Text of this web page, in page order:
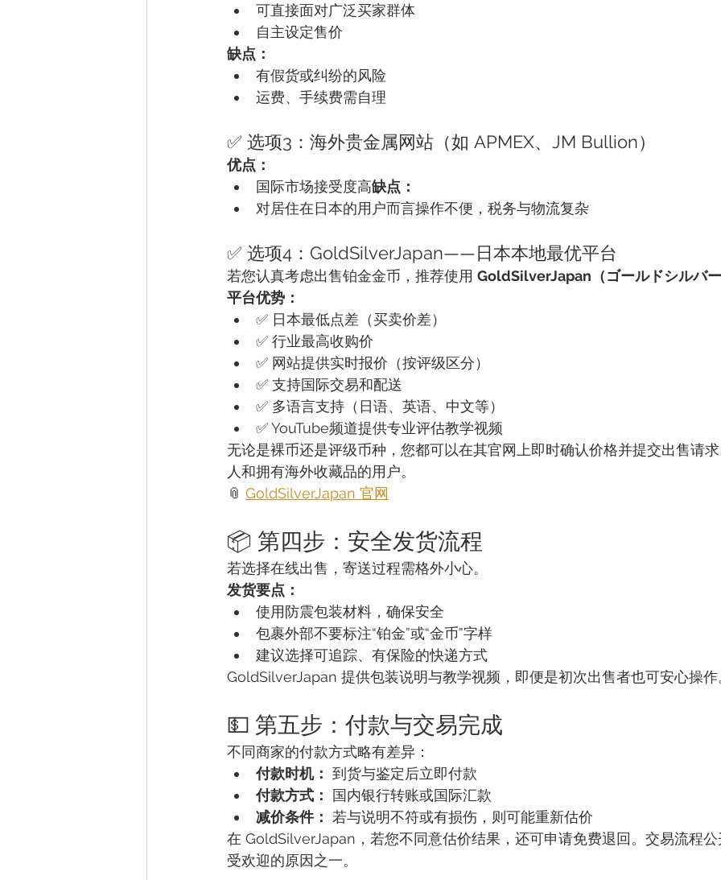
可直接面对广泛买家群体
自主设定售价
缺点：
有假货或纠纷的风险
运费、手续费需自理
✅ 选项3：海外贵金属网站（如 APMEX、JM Bullion）
优点：
国际市场接受度高缺点：
对居住在日本的用户而言操作不便，税务与物流复杂
✅ 选项4：GoldSilverJapan——日本本地最优平台
若您认真考虑出售铂金金币，推荐使用 GoldSilverJapan（ゴールドシルバ
平台优势：
✅ 日本最低点差（买卖价差）
✅ 行业最高收购价
✅ 网站提供实时报价（按评级区分）
✅ 支持国际交易和配送
✅ 多语言支持（日语、英语、中文等）
✅ YouTube频道提供专业评估教学视频
无论是裸币还是评级币种，您都可以在其官网上即时确认价格并提交出售请
人和拥有海外收藏品的用户。
📎 GoldSilverJapan 官网
📦 第四步：安全发货流程
若选择在线出售，寄送过程需格外小心。
发货要点：
使用防震包装材料，确保安全
包裹外部不要标注“铂金”或“金币”字样
建议选择可追踪、有保险的快递方式
GoldSilverJapan 提供包装说明与教学视频，即便是初次出售者也可安心操作
💵 第五步：付款与交易完成
不同商家的付款方式略有差异：
付款时机： 到货与鉴定后立即付款
付款方式：
国内银行转账或国际汇款
减价条件：
若与说明不符或有损伤，则可能重新估价
在 GoldSilverJapan，若您不同意估价结果，还可申请免费退回。交易流程
受欢迎的原因之一。